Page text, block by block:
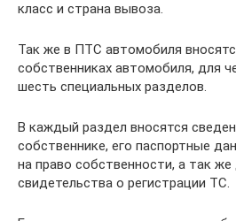
класс и страна вывоза.
Так же в ПТС автомобиля
собственниках автомобиля, для
шесть специальных разделов.
В каждый раздел вносятся
собственнике, его паспортные
на право собственности, а так
свидетельства о регистрации ТС.